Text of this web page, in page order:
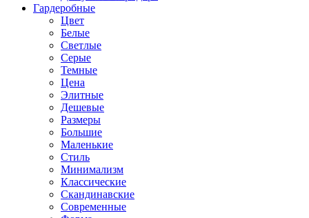
Гардеробные
Цвет
Белые
Светлые
Серые
Темные
Цена
Элитные
Дешевые
Размеры
Большие
Маленькие
Стиль
Минимализм
Классические
Скандинавские
Современные